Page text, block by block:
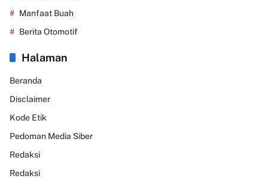
Manfaat Buah
Berita Otomotif
Halaman
Beranda
Disclaimer
Kode Etik
Pedoman Media Siber
Redaksi
Redaksi